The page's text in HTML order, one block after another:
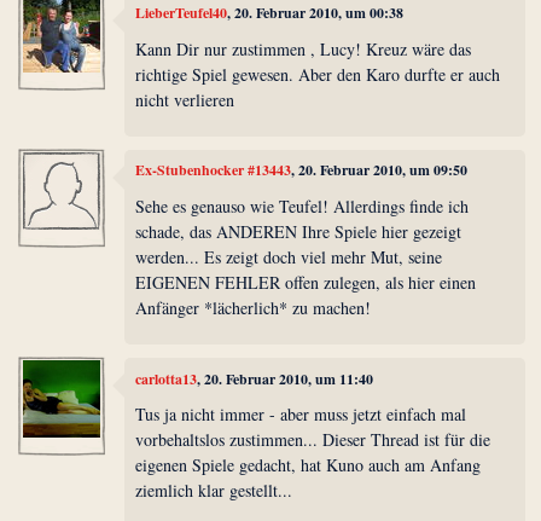
LieberTeufel40, 20. Februar 2010, um 00:38
Kann Dir nur zustimmen , Lucy! Kreuz wäre das
richtige Spiel gewesen. Aber den Karo durfte er auch
nicht verlieren
Ex-Stubenhocker #13443, 20. Februar 2010, um 09:50
Sehe es genauso wie Teufel! Allerdings finde ich
schade, das ANDEREN Ihre Spiele hier gezeigt
werden... Es zeigt doch viel mehr Mut, seine
EIGENEN FEHLER offen zulegen, als hier einen
Anfänger *lächerlich* zu machen!
carlotta13, 20. Februar 2010, um 11:40
Tus ja nicht immer - aber muss jetzt einfach mal
vorbehaltslos zustimmen... Dieser Thread ist für die
eigenen Spiele gedacht, hat Kuno auch am Anfang
ziemlich klar gestellt...